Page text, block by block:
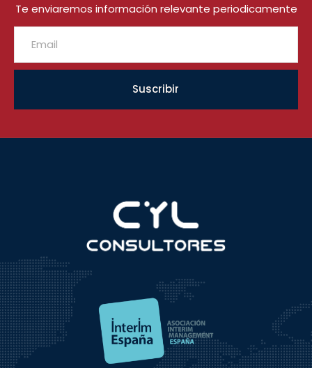
Te enviaremos información relevante periodicamente
Suscribir